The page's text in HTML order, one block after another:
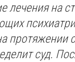
лечения на
протяжении
суд.